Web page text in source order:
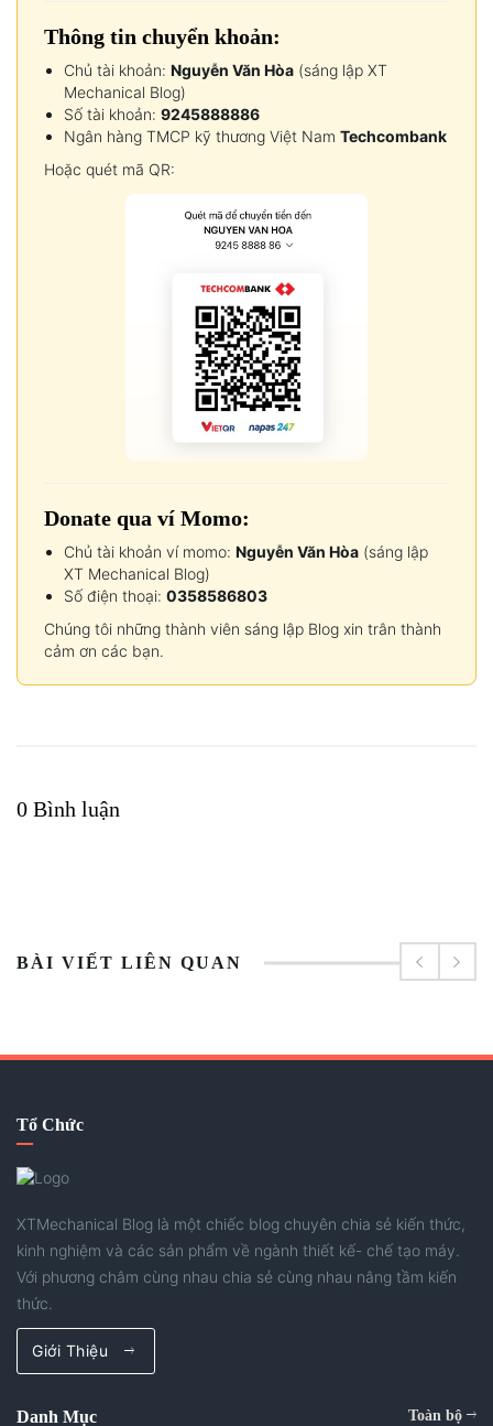
Thông tin chuyển khoản:
Chủ tài khoản: Nguyễn Văn Hòa (sáng lập XT
Mechanical Blog)
Số tài khoản: 9245888886
Ngân hàng TMCP kỹ thương Việt Nam Techcombank
Hoặc quét mã QR:
Donate qua ví Momo:
Chủ tài khoản ví momo: Nguyễn Văn Hòa (sáng lập
XT Mechanical Blog)
Số điện thoại: 0358586803
Chúng tôi những thành viên sáng lập Blog xin trân thành
cảm ơn các bạn.
0 Bình luận
BÀI VIẾT LIÊN QUAN
Tổ Chức
XTMechanical Blog là một chiếc blog chuyên chia sẻ kiến thức,
kinh nghiệm và các sản phẩm về ngành thiết kế- chế tạo máy.
Với phương châm cùng nhau chia sẻ cùng nhau nâng tầm kiến
thức.
Giới Thiệu
Danh Mục Toàn bộ